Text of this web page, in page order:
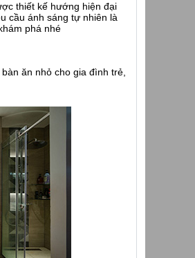
thiết kế hướng hiện đại
cầu ánh sáng tự nhiên là
phá nhé
ăn nhỏ cho gia đình trẻ,